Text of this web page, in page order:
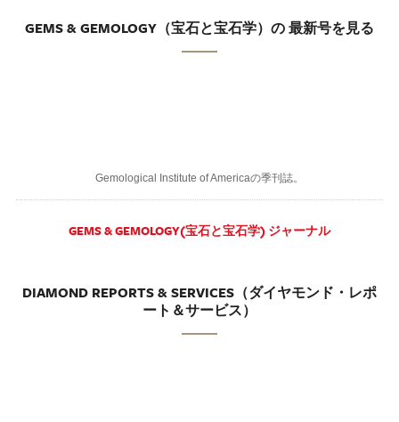
GEMS & GEMOLOGY（宝石と宝石学）の 最新号を見る
Gemological Institute of Americaの季刊誌。
GEMS & GEMOLOGY(宝石と宝石学) ジャーナル
DIAMOND REPORTS & SERVICES（ダイヤモンド・レポ
ート＆サービス）